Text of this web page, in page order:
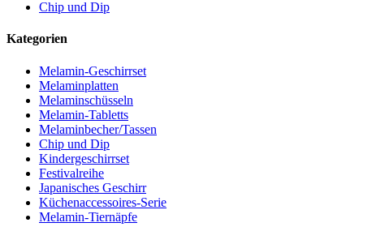
Chip und Dip
Kategorien
Melamin-Geschirrset
Melaminplatten
Melaminschüsseln
Melamin-Tabletts
Melaminbecher/Tassen
Chip und Dip
Kindergeschirrset
Festivalreihe
Japanisches Geschirr
Küchenaccessoires-Serie
Melamin-Tiernäpfe